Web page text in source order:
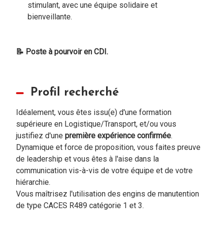
stimulant, avec une équipe solidaire et
bienveillante.
📝 Poste à pourvoir en CDI.
Profil recherché
Idéalement, vous êtes issu(e) d'une formation
supérieure en Logistique/Transport, et/ou vous
justifiez d'une première expérience confirmée.
Dynamique et force de proposition, vous faites preuve
de leadership et vous êtes à l'aise dans la
communication vis-à-vis de votre équipe et de votre
hiérarchie.
Vous maîtrisez l'utilisation des engins de manutention
de type CACES R489 catégorie 1 et 3.